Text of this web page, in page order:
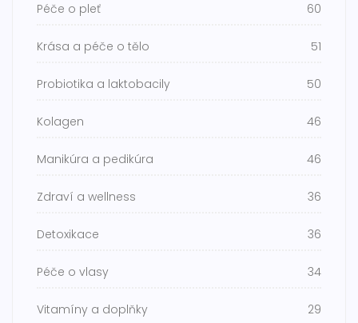
Péče o pleť 60
Krása a péče o tělo 51
Probiotika a laktobacily 50
Kolagen 46
Manikúra a pedikúra 46
Zdraví a wellness 36
Detoxikace 36
Péče o vlasy 34
Vitamíny a doplňky 29